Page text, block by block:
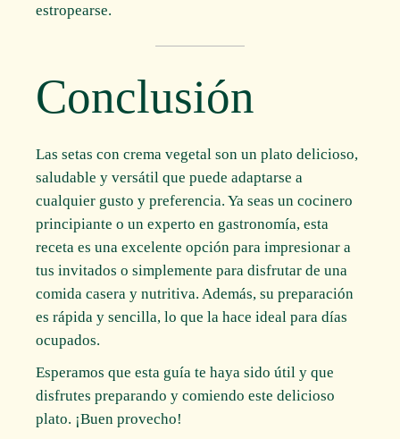
estropearse.
Conclusión
Las setas con crema vegetal son un plato delicioso,
saludable y versátil que puede adaptarse a
cualquier gusto y preferencia. Ya seas un cocinero
principiante o un experto en gastronomía, esta
receta es una excelente opción para impresionar a
tus invitados o simplemente para disfrutar de una
comida casera y nutritiva. Además, su preparación
es rápida y sencilla, lo que la hace ideal para días
ocupados.
Esperamos que esta guía te haya sido útil y que
disfrutes preparando y comiendo este delicioso
plato. ¡Buen provecho!